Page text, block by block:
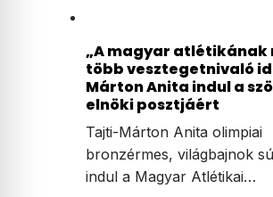
„A magyar atlétikának
több vesztegetnivaló
Márton Anita indul a
elnöki posztjáért
Tajti-Márton Anita olimpiai
bronzérmes, világbajnok
indul a Magyar Atlétikai…